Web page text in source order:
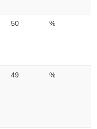
50 %
49 %